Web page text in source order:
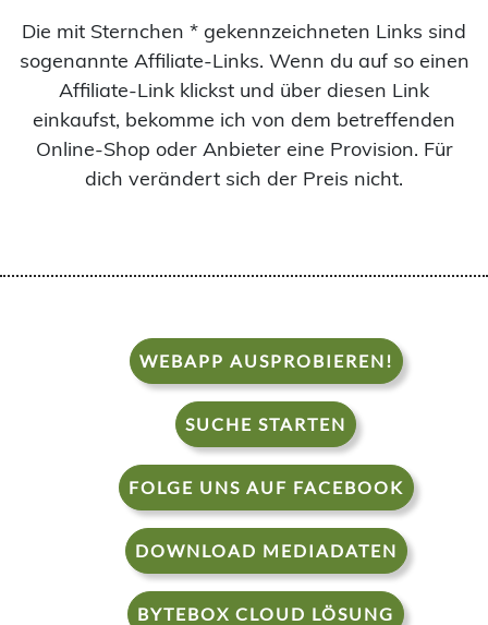
Die mit Sternchen * gekennzeichneten Links sind
sogenannte Affiliate-Links. Wenn du auf so einen
Affiliate-Link klickst und über diesen Link
einkaufst, bekomme ich von dem betreffenden
Online-Shop oder Anbieter eine Provision. Für
dich verändert sich der Preis nicht.
WEBAPP AUSPROBIEREN!
SUCHE STARTEN
FOLGE UNS AUF FACEBOOK
DOWNLOAD MEDIADATEN
BYTEBOX CLOUD LÖSUNG